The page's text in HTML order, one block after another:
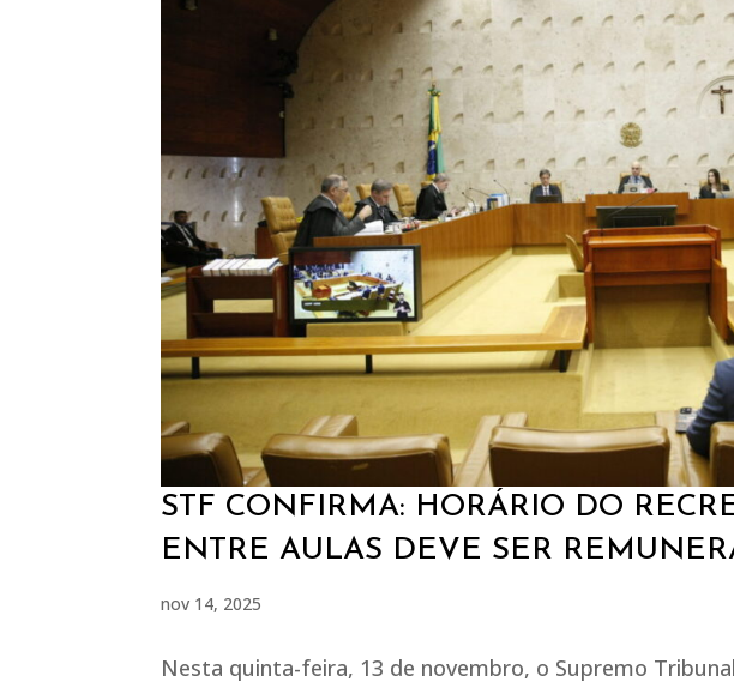
STF CONFIRMA: HORÁRIO DO
ENTRE AULAS DEVE SER
nov 14, 2025
Nesta quinta-feira, 13 de novembro, o Supremo